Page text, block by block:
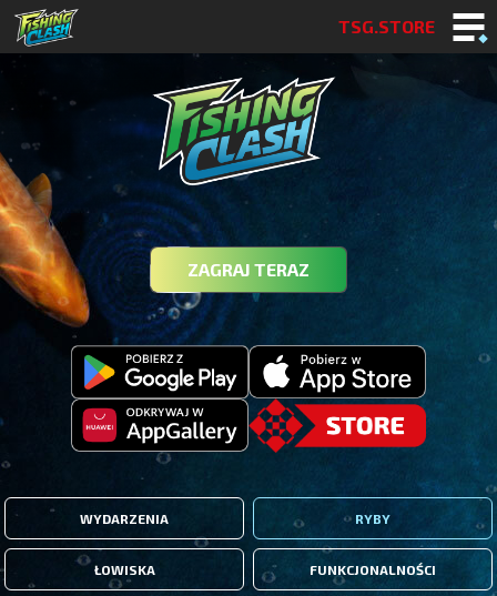
TSG.STORE
ZAGRAJ TERAZ
WYDARZENIA RYBY
ŁOWISKA FUNKCJONALNOŚCI